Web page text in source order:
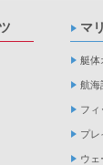
マ
艇体
航海
フィ
プレ
ウェ